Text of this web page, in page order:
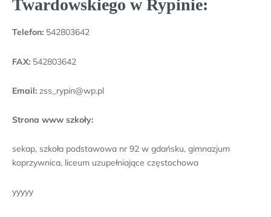
Twardowskiego w Rypinie:
Telefon: 542803642
FAX: 542803642
Email: zss_rypin@wp.pl
Strona www szkoły:
sekap, szkoła podstawowa nr 92 w gdańsku, gimnazjum
koprzywnica, liceum uzupełniające częstochowa
yyyyy